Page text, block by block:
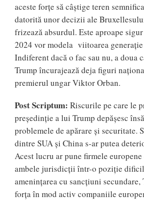
aceste forțe să câștige teren
datorită unor decizii ale
frizează absurdul. Este aproape
2024 vor modela viitoarea
Indiferent dacă o fac sau nu, a doua
Trump încurajează deja figuri
premierul ungar Viktor Orban.
Post Scriptum: Riscurile pe care le
președinție a lui Trump depășesc
problemele de apărare și securitate.
dintre SUA și China s-ar putea
Acest lucru ar pune firmele
ambele jurisdicții într-o poziție
amenințarea cu sancțiuni secundare,
forța în mod activ companiile